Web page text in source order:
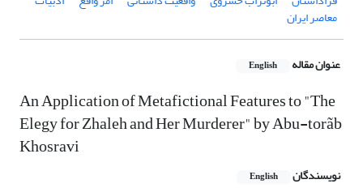
معاصر ایران
عنوان مقاله English
An Application of Metafictional Features to "The
Elegy for Zhaleh and Her Murderer" by Abu-torãb
Khosravi
نویسندگان English